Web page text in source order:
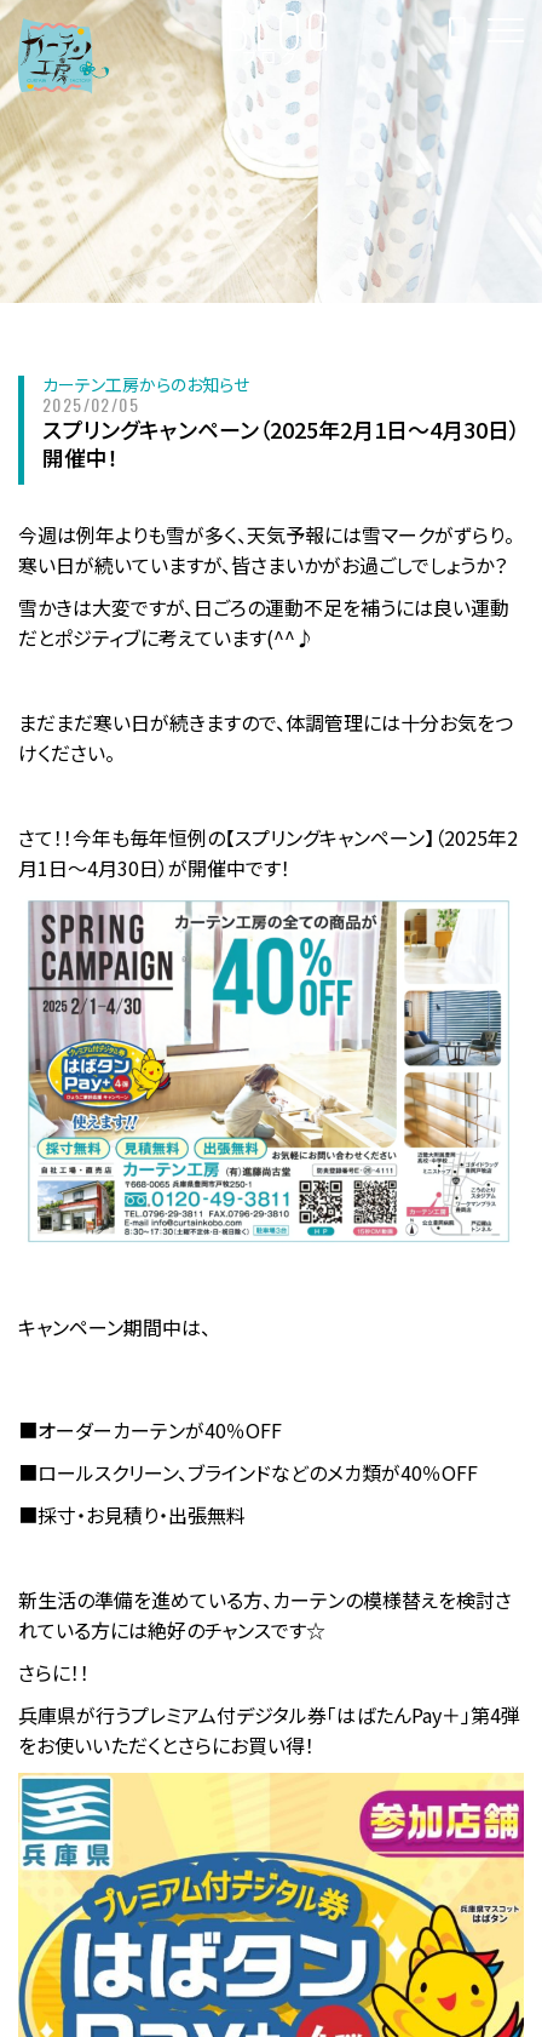
BLOG
ブログ
カーテン工房からのお知らせ
2025/02/05
スプリングキャンペーン（2025年2月1日～4月30日）
開催中！
今週は例年よりも雪が多く、天気予報には雪マークがずらり。
寒い日が続いていますが、皆さまいかがお過ごしでしょうか？
雪かきは大変ですが、日ごろの運動不足を補うには良い運動
だとポジティブに考えています(^^♪
まだまだ寒い日が続きますので、体調管理には十分お気をつ
けください。
さて！！今年も毎年恒例の【スプリングキャンペーン】（2025年2
月1日～4月30日）が開催中です！
キャンペーン期間中は、
■オーダーカーテンが40％OFF
■ロールスクリーン、ブラインドなどのメカ類が40％OFF
■採寸・お見積り・出張無料
新生活の準備を進めている方、カーテンの模様替えを検討さ
れている方には絶好のチャンスです☆
さらに！！
兵庫県が行うプレミアム付デジタル券「はばたんPay＋」第4弾
をお使いいただくとさらにお買い得！